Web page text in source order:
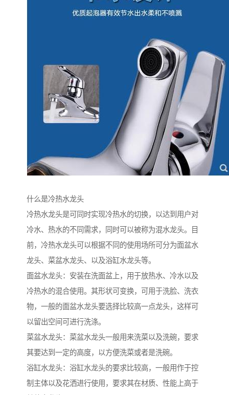
什么是冷热水龙头
冷热水龙头是可同时实现冷热水的切换，以达到用户对
冷水、热水的不同需求，同时可以被称为混水龙头。目
前，冷热水龙头可以根据不同的使用场所可分为面盆水
龙头、菜盆水龙头、以及浴缸水龙头等。
面盆水龙头：安装在洗面盆上，用于放热水、冷水以及
冷热水的混合使用。其形状可变换，可用于洗脸、洗衣
物，一般的面盆水龙头要选择比较高一点龙头，这样可
以留出空间可进行洗涤。
菜盆水龙头：菜盆水龙头一般用来洗菜以及洗碗，要求
其要达到一定的高度，以方便洗菜或者是洗碗。
浴缸水龙头：浴缸水龙头的要求比较高，一般用作于控
制主体以及花洒进行使用，要求其在材质、性能上高于